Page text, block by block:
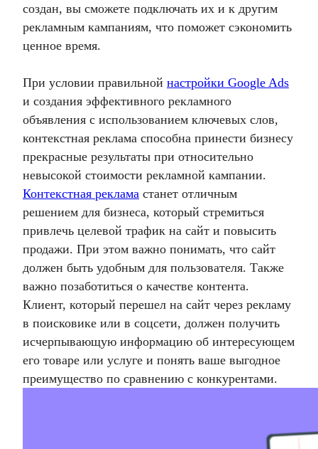
создан, вы сможете подключать их и к другим
рекламным кампаниям, что поможет сэкономить
ценное время.
При условии правильной настройки Google Ads
и создания эффективного рекламного
объявления с использованием ключевых слов,
контекстная реклама способна принести бизнесу
прекрасные результаты при относительно
невысокой стоимости рекламной кампании.
Контекстная реклама станет отличным
решением для бизнеса, который стремиться
привлечь целевой трафик на сайт и повысить
продажи. При этом важно понимать, что сайт
должен быть удобным для пользователя. Также
важно позаботиться о качестве контента.
Клиент, который перешел на сайт через рекламу
в поисковике или в соцсети, должен получить
исчерпывающую информацию об интересующем
его товаре или услуге и понять ваше выгодное
преимущество по сравнению с конкурентами.